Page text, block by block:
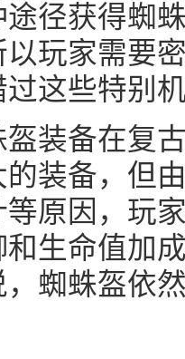
径获得蜘
玩家需要
这些特别
装备在复
装备，但
原因，玩
生命值加
蜘蛛盔依